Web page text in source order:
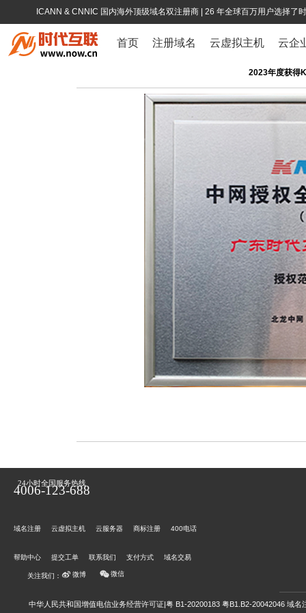
ICANN & CNNIC 国内海外顶级域名双注册商 | 26 年全球百万用户选择了
首页 注册域名 云虚拟主机 云企
2023年度获得
24小时全国服务热线
4006-123-688
域名注册 云虚拟主机 云服务器 商标注册 400电话
帮助中心 提交工单 联系我们 支付方式 域名交易
关注我们： 微博 微信
中华人民共和国增值电信业务经营许可证|粤 B1-20200183 粤B1.B2-20042046 域名